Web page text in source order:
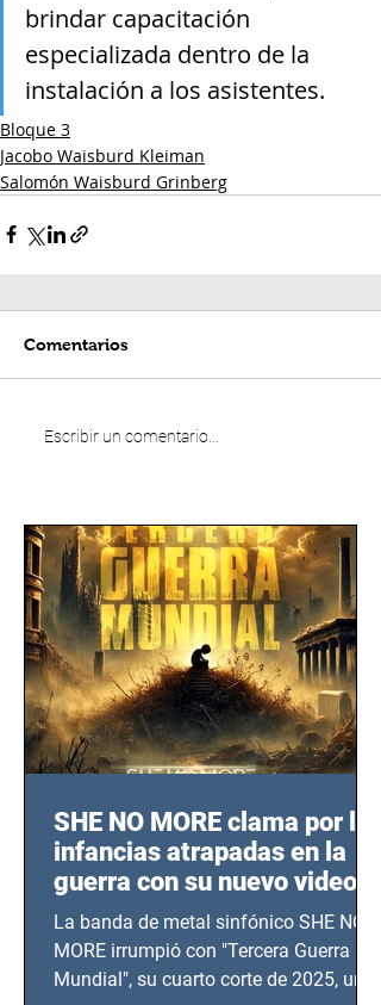
brindar capacitación
especializada dentro de la
instalación a los asistentes.
Bloque 3
Jacobo Waisburd Kleiman
Salomón Waisburd Grinberg
Comentarios
Escribir un comentario...
SHE NO MORE clama por las
infancias atrapadas en la
guerra con su nuevo video
TERCERA GUERRA
MUNDIAL
La banda de metal sinfónico SHE NO
MORE irrumpió con "Tercera Guerra
Mundial", su cuarto corte de 2025, un